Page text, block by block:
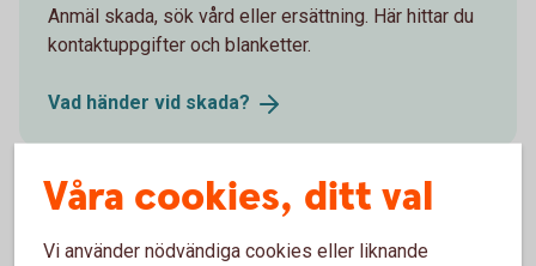
Anmäl skada, sök vård eller ersättning. Här hittar du
kontaktuppgifter och blanketter.
Vad händer vid skada?
Försäkringsgivare
Våra cookies, ditt val
Vi använder nödvändiga cookies eller liknande